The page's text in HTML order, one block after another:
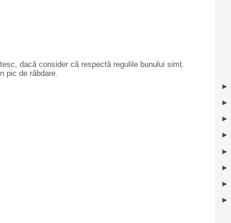
dacă consider că respectă regulile bunului simț.
pic de răbdare.
►
►
►
►
►
►
►
►